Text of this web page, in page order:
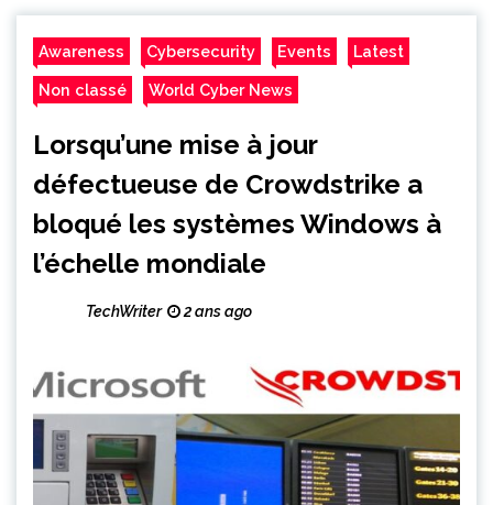
Awareness Cybersecurity Events Latest
Non classé World Cyber News
Lorsqu’une mise à jour
défectueuse de Crowdstrike a
bloqué les systèmes Windows à
l’échelle mondiale
TechWriter 2 ans ago